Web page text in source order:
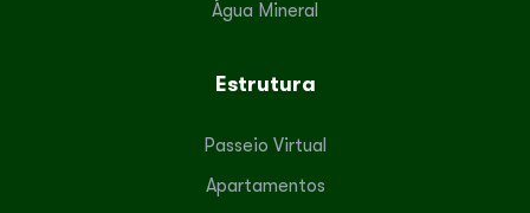
Água Mineral
Estrutura
Passeio Virtual
Apartamentos